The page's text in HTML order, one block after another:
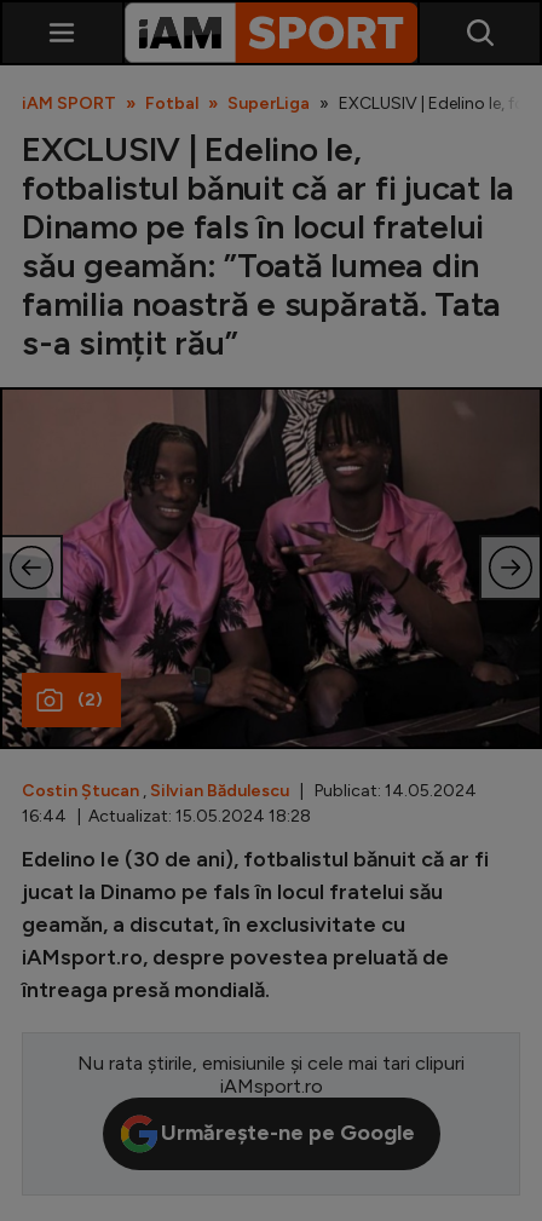
SuperLiga
Liga 2
Cupa României
Echipa Națională
U21
Fotbal feminin
Special
Diverse
Inedit
Clasamente
Champions League
Europa League
Conference League
CM 2026
LaLiga
Serie A
iAM SPORT Fotbal SuperLiga EXCLUSIV | Edelino Ie,
EXCLUSIV | Edelino Ie,
fotbalistul bǎnuit cǎ ar fi jucat la
Dinamo pe fals în locul fratelui
sǎu geamǎn: ”Toată lumea din
familia noastră e supărată. Tata
s-a simțit rău”
(2)
Costin Ștucan , Silvian Bădulescu | Publicat: 14.05.2024
16:44 | Actualizat: 15.05.2024 18:28
Edelino Ie (30 de ani), fotbalistul bǎnuit cǎ ar fi
jucat la Dinamo pe fals în locul fratelui sǎu
geamǎn, a discutat, în exclusivitate cu
iAMsport.ro, despre povestea preluatǎ de
întreaga presǎ mondialǎ.
Nu rata știrile, emisiunile și cele mai tari clipuri
iAMsport.ro
Urmărește-ne pe Google